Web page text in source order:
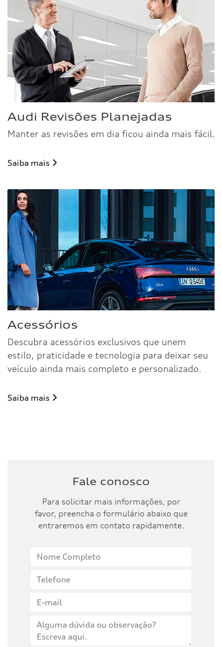
Audi Revisões Planejadas
Manter as revisões em dia ficou ainda mais fácil.
Saiba mais
Acessórios
Descubra acessórios exclusivos que unem
estilo, praticidade e tecnologia para deixar seu
veículo ainda mais completo e personalizado.
Saiba mais
Fale conosco
Para solicitar mais informações, por
favor, preencha o formulário abaixo que
entraremos em contato rapidamente.